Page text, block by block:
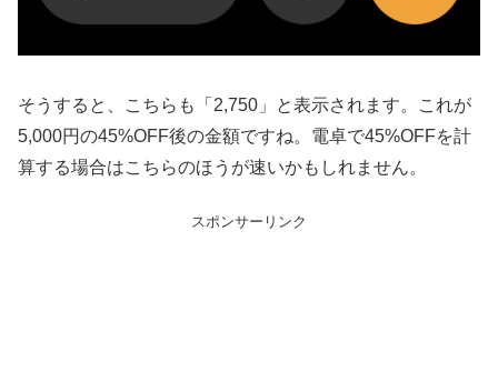
そうすると、こちらも「2,750」と表示されます。これが
5,000円の45%OFF後の金額ですね。電卓で45%OFFを計
算する場合はこちらのほうが速いかもしれません。
スポンサーリンク